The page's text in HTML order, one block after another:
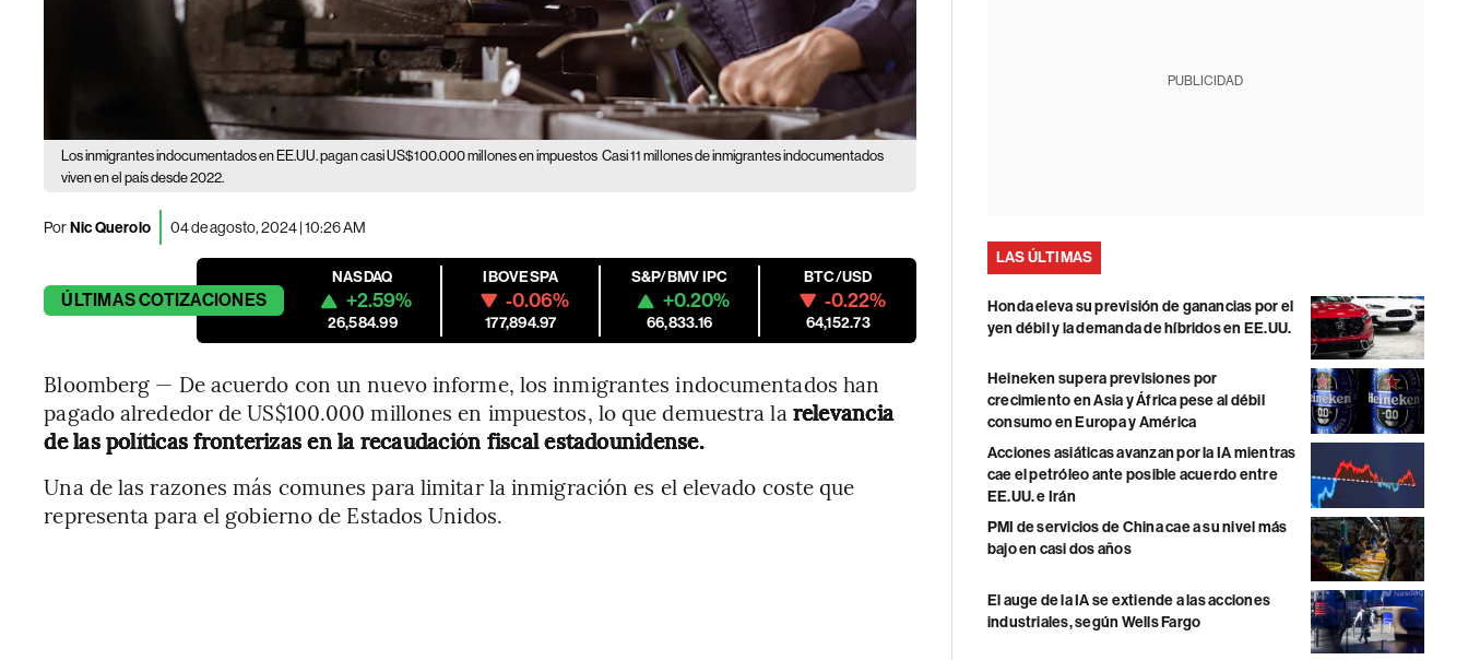
Los inmigrantes indocumentados en EE.UU. pagan casi US$100.000 millones en impuestos Casi 11 millones de inmigrantes indocumentados
viven en el país desde 2022.
PorNic Querolo 04 de agosto, 2024 | 10:26 AM
ÚLTIMASCOTIZACIONES
NASDAQ
+2.59%
26,584.99
IBOVESPA
-0.06%
177,894.97
S&P/BMV IPC
+0.20%
66,833.16
BTC/USD
-0.22%
64,152.73
Bloomberg — De acuerdo con un nuevo informe, los inmigrantes indocumentados han
pagado alrededor de US$100.000 millones en impuestos, lo que demuestra la relevancia
de las políticas fronterizas en la recaudación fiscal estadounidense.
Una de las razones más comunes para limitar la inmigración es el elevado coste que
representa para el gobierno de Estados Unidos.
PUBLICIDAD
LAS ÚLTIMAS
Honda eleva su previsión de ganancias por el
yen débil y la demanda de híbridos en EE.UU.
Heineken supera previsiones por
crecimiento en Asia y África pese al débil
consumo en Europa y América
Acciones asiáticas avanzan por la IA mientras
cae el petróleo ante posible acuerdo entre
EE.UU. e Irán
PMI de servicios de China cae a su nivel más
bajo en casi dos años
El auge de la IA se extiende a las acciones
industriales, según Wells Fargo